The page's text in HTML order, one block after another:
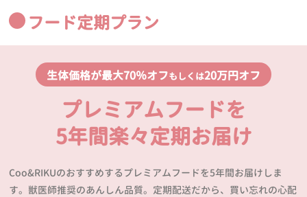
フード定期プラン
生体価格が最大70％オフもしくは20万円オフ
プレミアムフードを
5年間楽々定期お届け
Coo&RIKUのおすすめするプレミアムフードを5年間お届けしま
す。獣医師推奨のあんしん品質。定期配送だから、買い忘れの心配